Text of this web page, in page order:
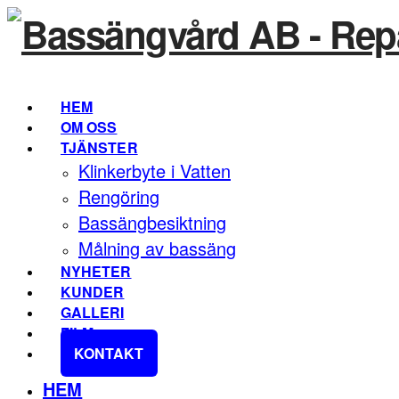
HEM
OM OSS
TJÄNSTER
Klinkerbyte i Vatten
Rengöring
Bassängbesiktning
Målning av bassäng
NYHETER
KUNDER
GALLERI
FILM
KONTAKT
HEM